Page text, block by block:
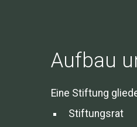
Aufbau
Eine Stiftung
Stiftungsrat